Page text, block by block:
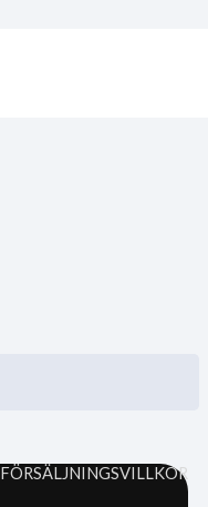
FÖRSÄLJNINGSVILLKOR